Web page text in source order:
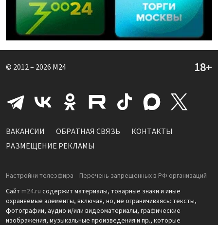
© 2012 – 2026 M24
ВАКАНСИИ ОБРАТНАЯ СВЯЗЬ
КОНТАКТЫ
РАЗМЕЩЕНИЕ РЕКЛАМЫ
Настройки телеэфира
Перечень запрещенных в РФ организаций
Сайт m24.ru содержит материалы, товарные знаки и иные
охраняемые элементы, включая, но, не ограничиваясь: тексты,
фотографии, аудио и/или видеоматериалы, графические
изображения, музыкальные произведения и пр., которые